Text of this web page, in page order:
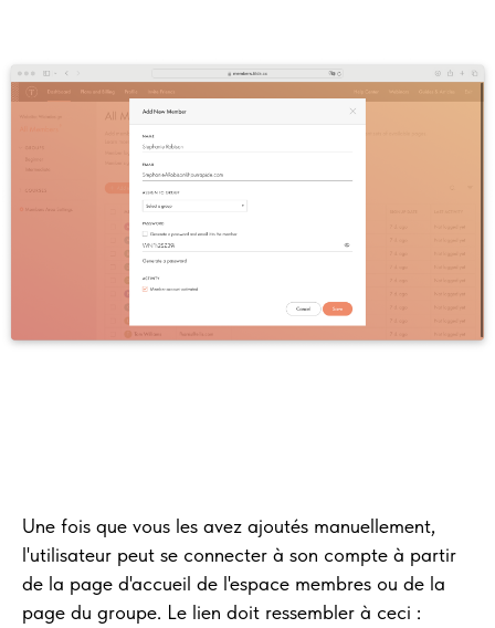
Une fois que vous les avez ajoutés manuellement,
l'utilisateur peut se connecter à son compte à partir
de la page d'accueil de l'espace membres ou de la
page du groupe. Le lien doit ressembler à ceci :